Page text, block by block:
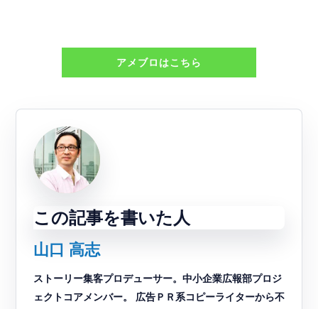
アメブロはこちら
この記事を書いた人
山口 高志
ストーリー集客プロデューサー。中小企業広報部プロジ
ェクトコアメンバー。 広告ＰＲ系コピーライターから不